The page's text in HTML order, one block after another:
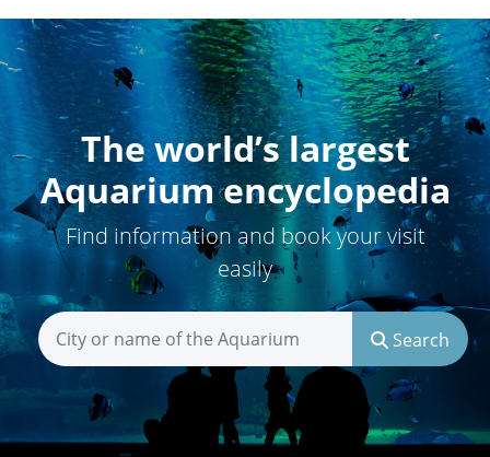
The world’s largest
Aquarium encyclopedia
Find information and book your visit
easily
Search